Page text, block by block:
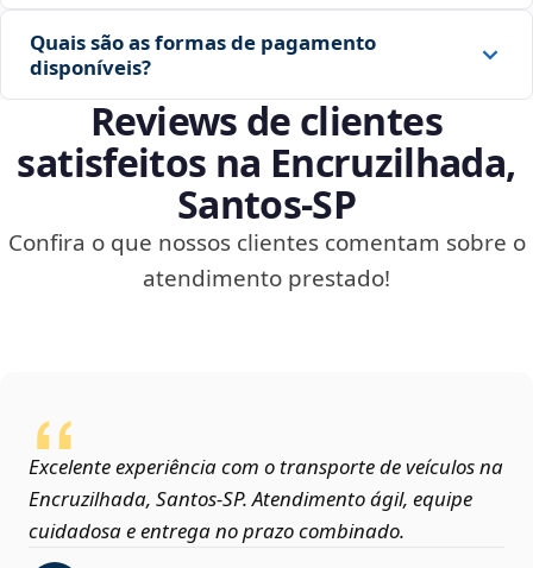
Quais são as formas de pagamento
disponíveis?
Reviews de clientes
satisfeitos na Encruzilhada,
Santos‑SP
Confira o que nossos clientes comentam sobre o
atendimento prestado!
Excelente experiência com o transporte de veículos na
Encruzilhada, Santos‑SP. Atendimento ágil, equipe
cuidadosa e entrega no prazo combinado.